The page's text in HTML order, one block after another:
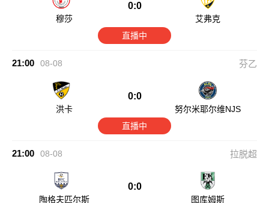
穆莎
0:0
艾弗克
直播中
21:00 08-08 芬乙
洪卡
0:0
努尔米耶尔维NJS
直播中
21:00 08-08 拉脱超
陶格夫匹尔斯
0:0
图库姆斯